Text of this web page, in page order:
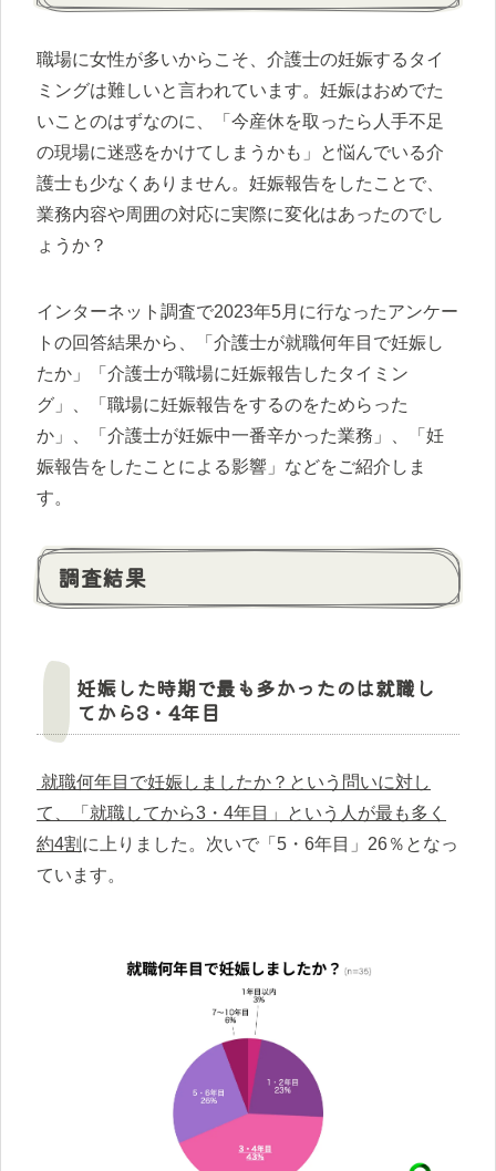
職場に女性が多いからこそ、介護士の妊娠するタイ
ミングは難しいと言われています。妊娠はおめでた
いことのはずなのに、「今産休を取ったら人手不足
の現場に迷惑をかけてしまうかも」と悩んでいる介
護士も少なくありません。妊娠報告をしたことで、
業務内容や周囲の対応に実際に変化はあったのでし
ょうか？
インターネット調査で2023年5月に行なったアンケー
トの回答結果から、「介護士が就職何年目で妊娠し
たか」「介護士が職場に妊娠報告したタイミン
グ」、「職場に妊娠報告をするのをためらった
か」、「介護士が妊娠中一番辛かった業務」、「妊
娠報告をしたことによる影響」などをご紹介しま
す。
調査結果
妊娠した時期で最も多かったのは就職し
てから3・4年目
就職何年目で妊娠しましたか？という問いに対し
て、「就職してから3・4年目」という人が最も多く
約4割 に上りました。次いで「5・6年目」26％となっ
ています。